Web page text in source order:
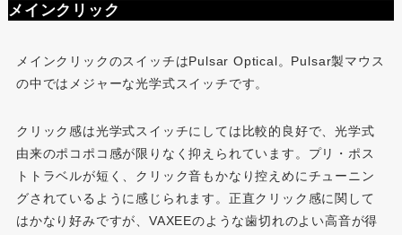
メインクリック
メインクリックのスイッチはPulsar Optical。Pulsar製マウス
の中ではメジャーな光学式スイッチです。
クリック感は光学式スイッチにしては比較的良好で、光学式
由来のポコポコ感が限りなく抑えられています。プリ・ポス
トトラベルが短く、クリック音もかなり控えめにチューニン
グされているように感じられます。正直クリック感に関して
はかなり好みですが、VAXEEのような歯切れのよい高音が得